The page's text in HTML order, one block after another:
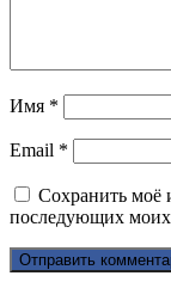
Имя *
Email *
Сохранить моё
последующих